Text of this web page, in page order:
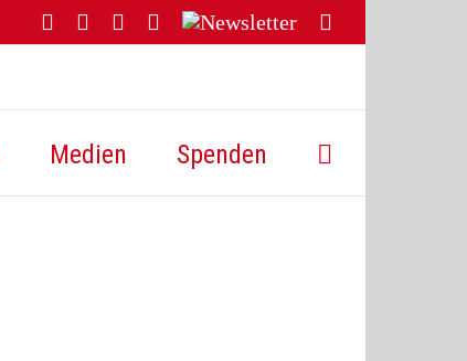
FacebookYouTubeInstagram
Threads
Newsletter
Mail
Medien Spenden